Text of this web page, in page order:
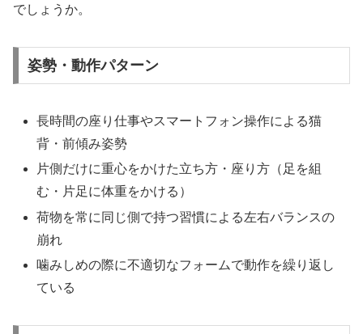
でしょうか。
姿勢・動作パターン
長時間の座り仕事やスマートフォン操作による猫
背・前傾み姿勢
片側だけに重心をかけた立ち方・座り方（足を組
む・片足に体重をかける）
荷物を常に同じ側で持つ習慣による左右バランスの
崩れ
噛みしめの際に不適切なフォームで動作を繰り返し
ている